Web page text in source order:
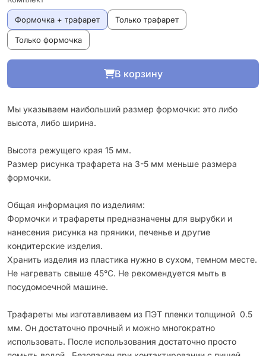
Формочка + трафарет Только трафарет
Только формочка
В корзину
Мы указываем наибольший размер формочки: это либо
высота, либо ширина.
Высота режущего края 15 мм.
Размер рисунка трафарета на 3-5 мм меньше размера
формочки.
Общая информация по изделиям:
Формочки и трафареты предназначены для вырубки и
нанесения рисунка на пряники, печенье и другие
кондитерские изделия.
Хранить изделия из пластика нужно в сухом, темном месте.
Не нагревать свыше 45°С. Не рекомендуется мыть в
посудомоечной машине.
Трафареты мы изготавливаем из ПЭТ пленки толщиной 0.5
мм. Он достаточно прочный и можно многократно
использовать. После использования достаточно просто